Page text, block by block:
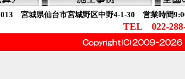
宮城県仙台市宮城野区中野4-1-30 営業時間
TEL 022-